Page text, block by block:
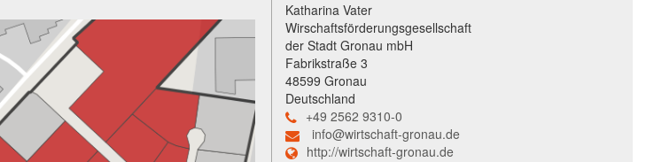
Katharina Vater
Wirschaftsförderungsgesellschaft
der Stadt Gronau mbH
Fabrikstraße 3
48599 Gronau
Deutschland
+49 2562 9310-0
info@wirtschaft-gronau.de
http://wirtschaft-gronau.de